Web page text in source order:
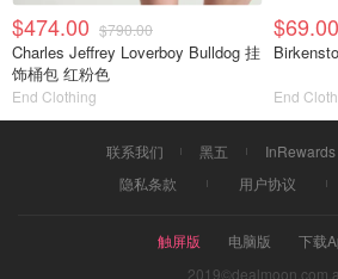
$474.00 $790.00
Charles Jeffrey Loverboy Bulldog 挂
饰桶包 红粉色
End Clothing
$69.00
End
联系我们 黑五 InRewards
隐私条款
用户协议
触屏版 电脑版
下载